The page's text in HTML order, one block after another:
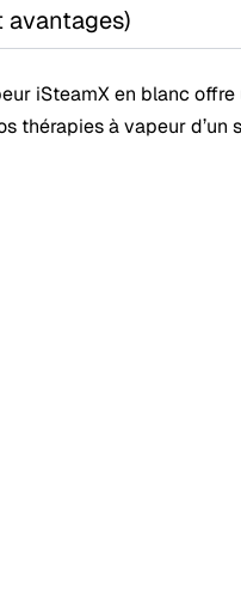
avantages)
iSteamX en blanc
thérapies à vapeur d’un